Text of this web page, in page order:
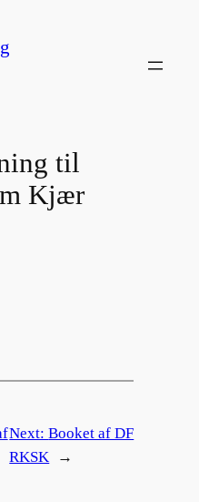
til
Kjær
Next:Booket af DF
RKSK
→